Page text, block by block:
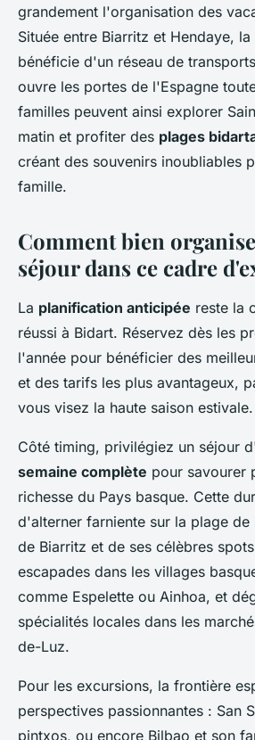
grandement l'organisation des
Située entre Biarritz et Hendaye,
bénéficie d'un réseau de
ouvre les portes de l'Espagne
familles peuvent ainsi explorer
matin et profiter des plages
créant des souvenirs inoubliables
famille.
Comment bien
séjour dans ce cadre
La planification anticipée reste la
réussi à Bidart. Réservez dès les
l'année pour bénéficier des
et des tarifs les plus avantageux,
vous visez la haute saison estivale.
Côté timing, privilégiez un séjour
semaine complète pour savourer
richesse du Pays basque. Cette
d'alterner farniente sur la plage
de Biarritz et de ses célèbres
escapades dans les villages
comme Espelette ou Ainhoa, et
spécialités locales dans les
de-Luz.
Pour les excursions, la frontière
perspectives passionnantes : San
pintxos, ou encore Bilbao et son